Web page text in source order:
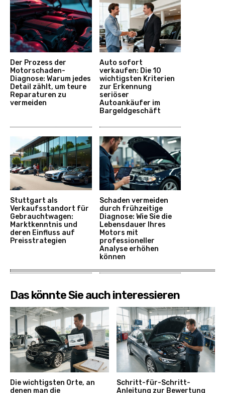
Der Prozess der
Motorschaden-
Diagnose: Warum jedes
Detail zählt, um teure
Reparaturen zu
vermeiden
Auto sofort
verkaufen: Die 10
wichtigsten Kriterien
zur Erkennung
seriöser
Autoankäufer im
Bargeldgeschäft
Stuttgart als
Verkaufsstandort für
Gebrauchtwagen:
Marktkenntnis und
deren Einfluss auf
Preisstrategien
Schaden vermeiden
durch frühzeitige
Diagnose: Wie Sie die
Lebensdauer Ihres
Motors mit
professioneller
Analyse erhöhen
können
Das könnte Sie auch interessieren
Die wichtigsten Orte, an
denen man die
Schritt-für-Schritt-
Anleitung zur Bewertung